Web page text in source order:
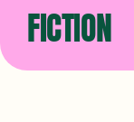
FICTION